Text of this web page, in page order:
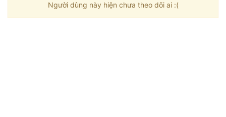
Người dùng này hiện chưa theo dõi ai :(